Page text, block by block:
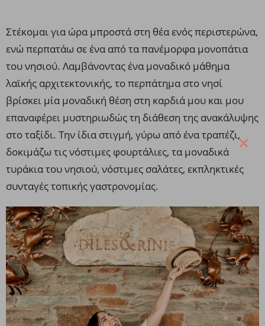
Στέκομαι για ώρα μπροστά στη θέα ενός περιστερώνα,
ενώ περπατάω σε ένα από τα πανέμορφα μονοπάτια
του νησιού. Λαμβάνοντας ένα μοναδικό μάθημα
λαϊκής αρχιτεκτονικής, το περπάτημα στο νησί
βρίσκει μία μοναδική θέση στη καρδιά μου και μου
επαναφέρει μυστηριωδώς τη διάθεση της ανακάλυψης
στο ταξίδι. Την ίδια στιγμή, γύρω από ένα τραπέζι,
δοκιμάζω τις νόστιμες φουρτάλιες, τα μοναδικά
τυράκια του νησιού, νόστιμες σαλάτες, εκπληκτικές
συνταγές τοπικής γαστρονομίας.